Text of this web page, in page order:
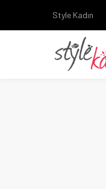
Style Kadın